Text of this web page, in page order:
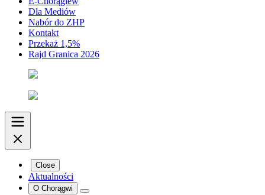
Dla Mediów
Nabór do ZHP
Kontakt
Przekaż 1,5%
Rajd Granica 2026
Close
Aktualności
O Chorągwi